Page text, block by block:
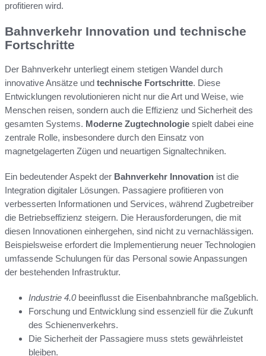
profitieren wird.
Bahnverkehr Innovation und technische
Fortschritte
Der Bahnverkehr unterliegt einem stetigen Wandel durch
innovative Ansätze und technische Fortschritte. Diese
Entwicklungen revolutionieren nicht nur die Art und Weise, wie
Menschen reisen, sondern auch die Effizienz und Sicherheit des
gesamten Systems. Moderne Zugtechnologie spielt dabei eine
zentrale Rolle, insbesondere durch den Einsatz von
magnetgelagerten Zügen und neuartigen Signaltechniken.
Ein bedeutender Aspekt der Bahnverkehr Innovation ist die
Integration digitaler Lösungen. Passagiere profitieren von
verbesserten Informationen und Services, während Zugbetreiber
die Betriebseffizienz steigern. Die Herausforderungen, die mit
diesen Innovationen einhergehen, sind nicht zu vernachlässigen.
Beispielsweise erfordert die Implementierung neuer Technologien
umfassende Schulungen für das Personal sowie Anpassungen
der bestehenden Infrastruktur.
Industrie 4.0beeinflusst die Eisenbahnbranche maßgeblich.
Forschung und Entwicklung sind essenziell für die Zukunft
des Schienenverkehrs.
Die Sicherheit der Passagiere muss stets gewährleistet
bleiben.